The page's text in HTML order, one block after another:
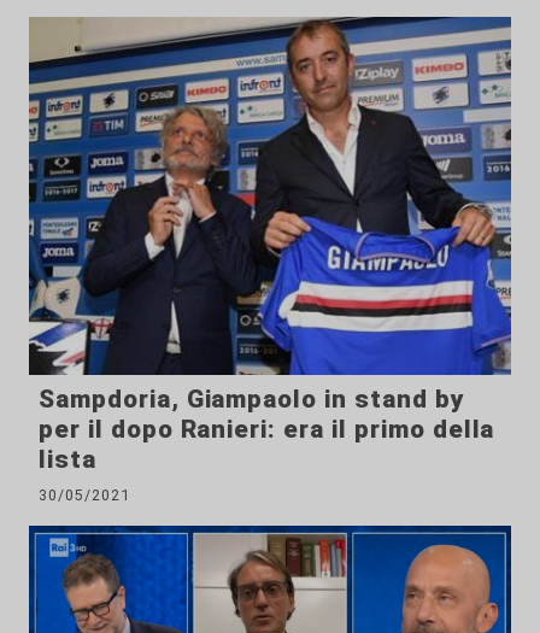
Sampdoria, Giampaolo in stand by
per il dopo Ranieri: era il primo della
lista
30/05/2021